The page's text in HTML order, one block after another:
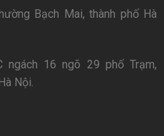
Bạch Mai, thành phố Hà
ngách 16 ngõ 29 phố Trạm,
Nội.